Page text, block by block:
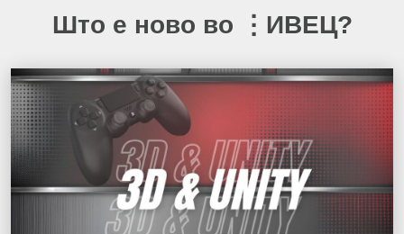
Што е ново во ⋮ИВЕЦ?